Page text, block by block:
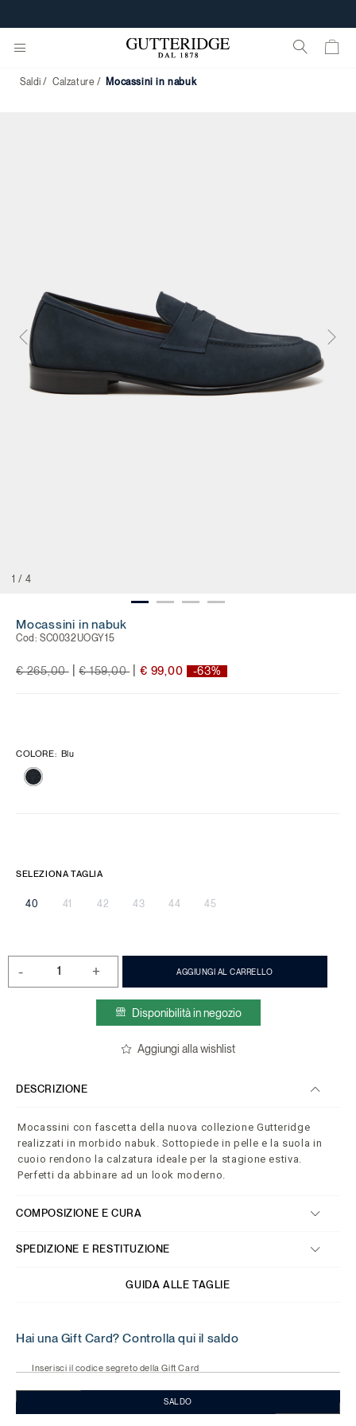
SCARICA L'APP GUTTERIDGE
Saldi Calzature mocassini in nabuk
1 /4
Mocassini in nabuk
Cod: SC0032UOGY15
Price reduced from
€ 265,00 toPrice reduced from
€ 159,00 to € 99,00 -63%
COLORE: Blu
SELEZIONA TAGLIA
40 41 42 43 44 45
- + AGGIUNGI AL CARRELLO
Disponibilità in negozio
Aggiungi alla wishlist
DESCRIZIONE
Mocassini con fascetta della nuova collezione Gutteridge
realizzati in morbido nabuk. Sottopiede in pelle e la suola in
cuoio rendono la calzatura ideale per la stagione estiva.
Perfetti da abbinare ad un look moderno.
COMPOSIZIONE E CURA
SPEDIZIONE E RESTITUZIONE
GUIDA ALLE TAGLIE
Hai una Gift Card? Controlla qui il saldo
Inserisci il codice segreto della Gift Card
SALDO